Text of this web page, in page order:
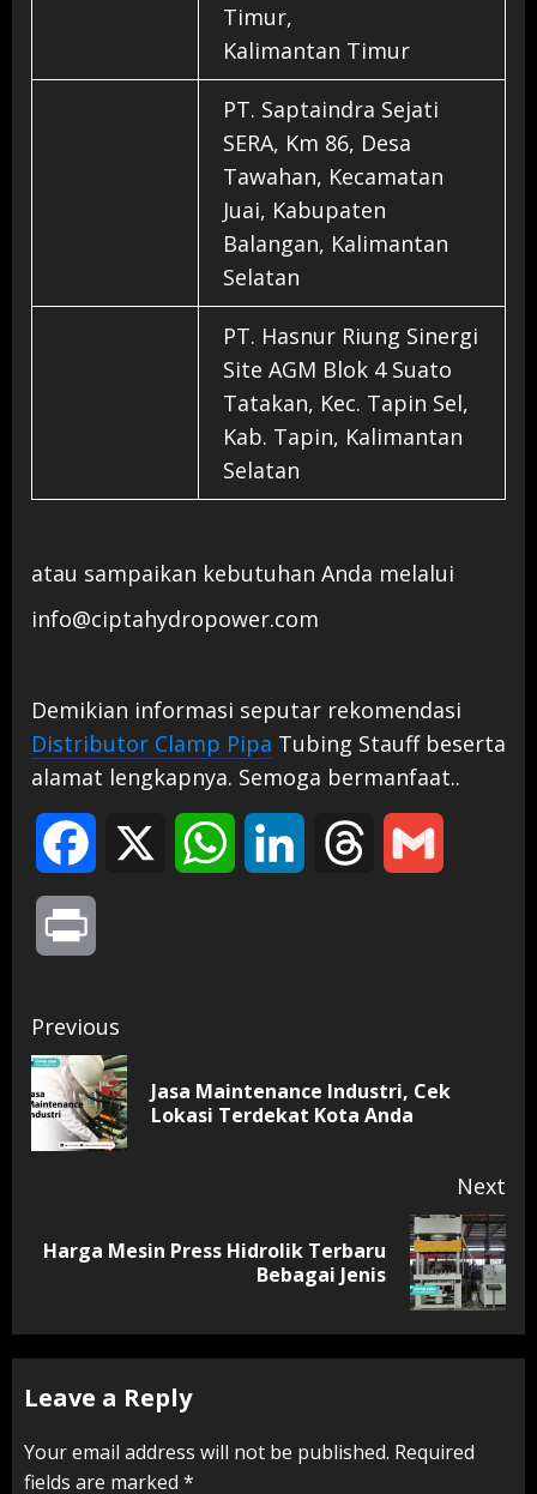
Timur,
Kalimantan Timur
PT. Saptaindra Sejati
SERA, Km 86, Desa
Tawahan, Kecamatan
Juai, Kabupaten
Balangan, Kalimantan
Selatan
PT. Hasnur Riung Sinergi
Site AGM Blok 4 Suato
Tatakan, Kec. Tapin Sel,
Kab. Tapin, Kalimantan
Selatan
atau sampaikan kebutuhan Anda melalui
info@ciptahydropower.com
Demikian informasi seputar rekomendasi
Distributor Clamp Pipa Tubing Stauff beserta
alamat lengkapnya. Semoga bermanfaat..
Facebook WhatsAppLinkedIn Threads
Continue
Reading
Previous
Jasa Maintenance Industri, Cek
Lokasi Terdekat Kota Anda
Next
Next
Harga Mesin Press Hidrolik Terbaru
Bebagai Jenis
Leave a Reply
Your email address will not be published. Required
fields are marked *